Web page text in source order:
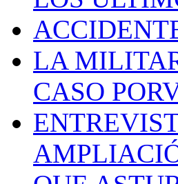
LA
CASO